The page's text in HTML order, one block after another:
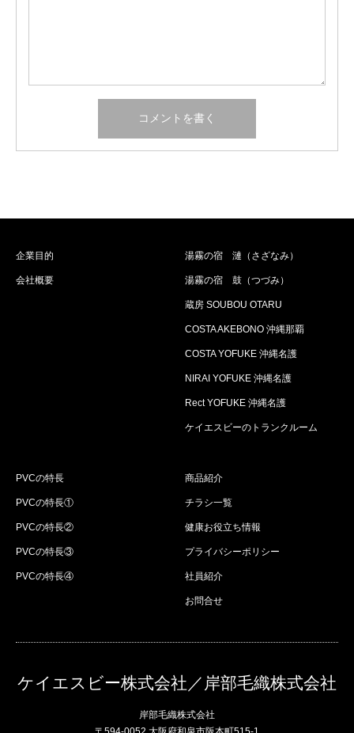
企業目的
会社概要
湯霧の宿 漣（さざなみ）
湯霧の宿 鼓（つづみ）
蔵房 SOUBOU OTARU
COSTA AKEBONO 沖縄那覇
COSTA YOFUKE 沖縄名護
NIRAI YOFUKE 沖縄名護
Rect YOFUKE 沖縄名護
ケイエスビーのトランクルーム
PVCの特長
PVCの特長①
PVCの特長②
PVCの特長③
PVCの特長④
商品紹介
チラシ一覧
健康お役立ち情報
プライバシーポリシー
社員紹介
お問合せ
ケイエスビー株式会社／岸部毛織株式会社
岸部毛織株式会社